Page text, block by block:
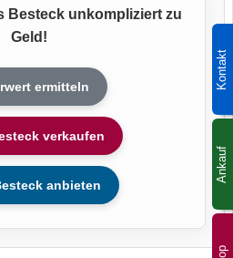
Kontakt
Ankauf
Besteck unkompliziert zu
Geld!
ermitteln
verkaufen
anbieten